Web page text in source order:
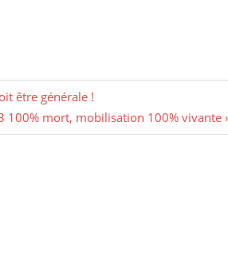
être générale !
100% mort, mobilisation 100% vivante